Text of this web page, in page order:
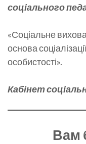
соціального
«Соціальне
основа
особистості».
Кабінет
Вам